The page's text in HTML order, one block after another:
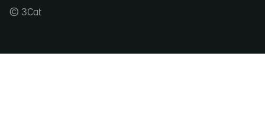
© 3Cat